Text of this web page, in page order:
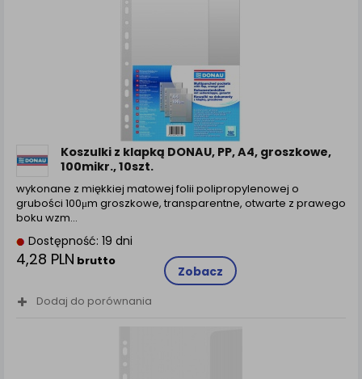
Koszulki z klapką DONAU, PP, A4, groszkowe,
100mikr., 10szt.
wykonane z miękkiej matowej folii polipropylenowej o
grubości 100μm groszkowe, transparentne, otwarte z prawego
boku wzm...
Dostępność: 19 dni
4,28 PLN brutto
Zobacz
Dodaj do porównania
Klauzula Informacyjna (rozwiń)
Lista Zaufanych Partnerów (rozwiń)